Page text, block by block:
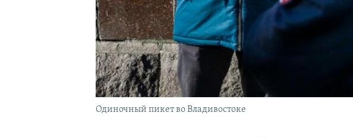
Одиночный пикет во Владивостоке